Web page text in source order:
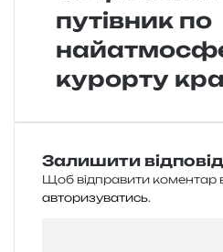
путівник по
курорту
Залишити
Щоб відправити коментар
авторизуватись.